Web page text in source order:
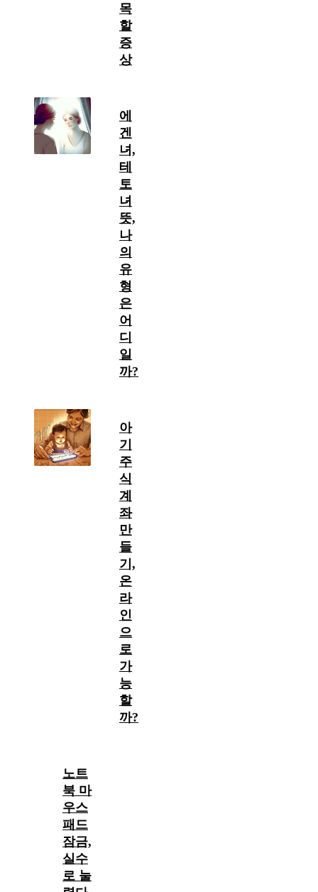
목
할
증
상
에
겐
녀,
테
토
녀
뜻,
나
의
유
형
은
어
디
일
까?
아
기
주
식
계
좌
만
들
기,
온
라
인
으
로
가
능
할
까?
노트
북 마
우스
패드
잠금,
실수
로 눌